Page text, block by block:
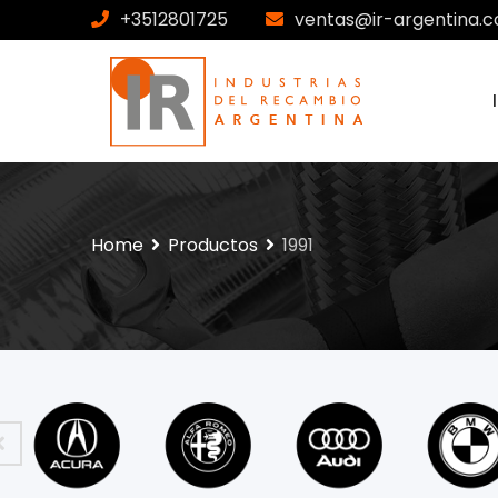
+3512801725 ventas@ir-
Home Productos 1991